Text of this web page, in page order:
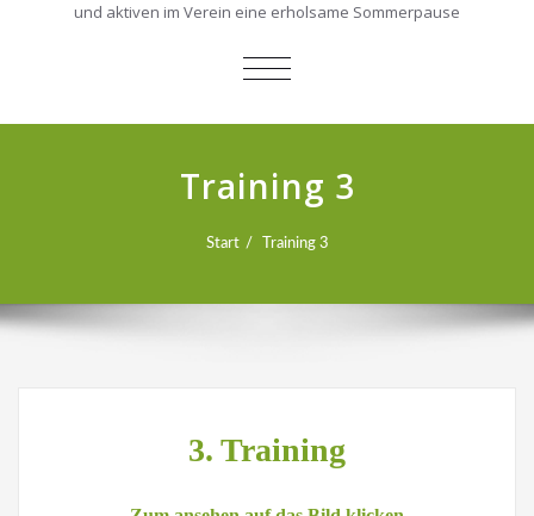
und aktiven im Verein eine erholsame Sommerpause
NAVIGATION
Training 3
Start Training 3
3. Training